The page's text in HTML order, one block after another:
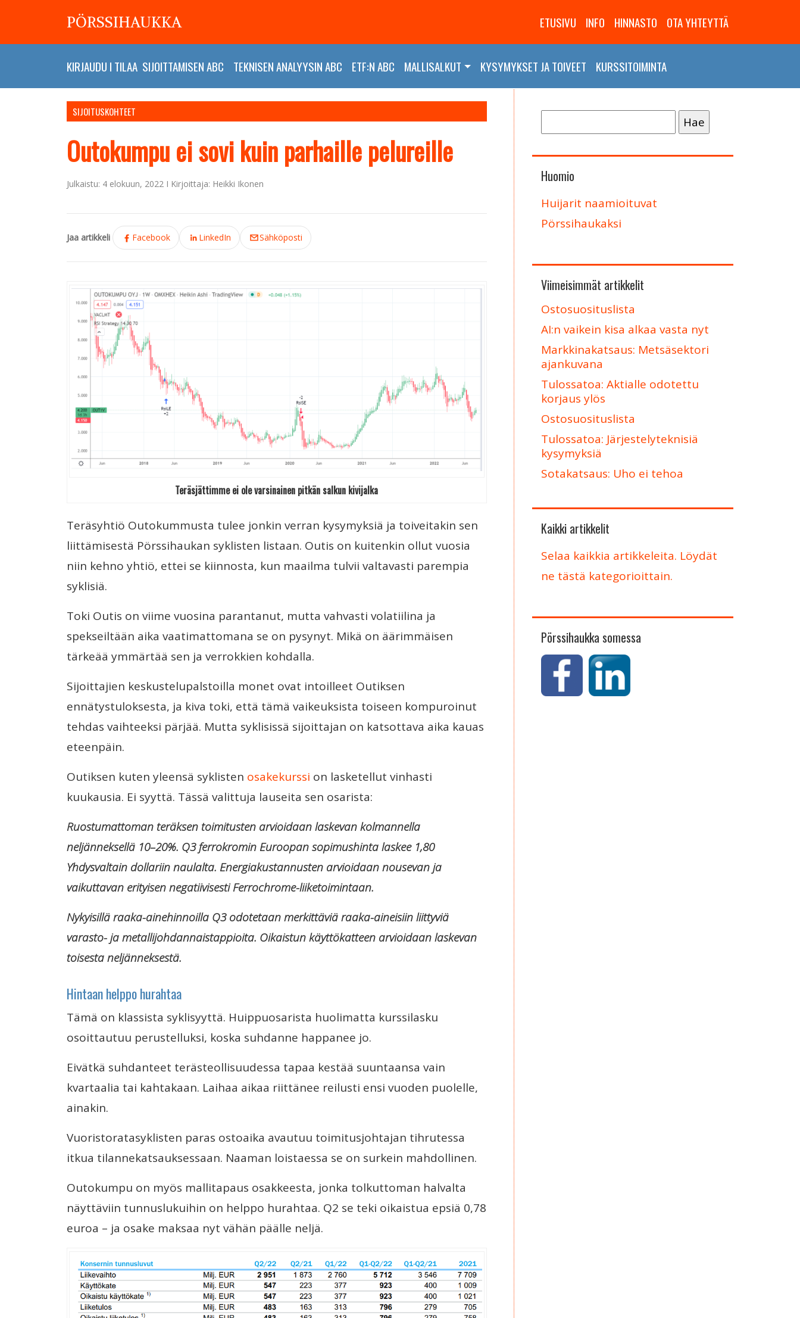
PÖRSSIHAUKKA ETUSIVU INFO HINNASTO OTA YHTEYTTÄ
KIRJAUDU I TILAA SIJOITTAMISEN ABC TEKNISEN ANALYYSIN ABC ETF:N ABC MALLISALKUT KYSYMYKSET JA TOIVEET KURSSITOIMINTA
SIJOITUSKOHTEET
Outokumpu ei sovi kuin parhaille pelureille
Julkaistu: 4 elokuun, 2022 I Kirjoittaja: Heikki Ikonen
Jaa artikkeli Facebook LinkedIn Sähköposti
Teräsjättimme ei ole varsinainen pitkän salkun kivijalka
Teräsyhtiö Outokummusta tulee jonkin verran kysymyksiä ja toiveitakin sen
liittämisestä Pörssihaukan syklisten listaan. Outis on kuitenkin ollut vuosia
niin kehno yhtiö, ettei se kiinnosta, kun maailma tulvii valtavasti parempia
syklisiä.
Toki Outis on viime vuosina parantanut, mutta vahvasti volatiilina ja
spekseiltään aika vaatimattomana se on pysynyt. Mikä on äärimmäisen
tärkeää ymmärtää sen ja verrokkien kohdalla.
Sijoittajien keskustelupalstoilla monet ovat intoilleet Outiksen
ennätystuloksesta, ja kiva toki, että tämä vaikeuksista toiseen kompuroinut
tehdas vaihteeksi pärjää. Mutta syklisissä sijoittajan on katsottava aika kauas
eteenpäin.
Outiksen kuten yleensä syklisten osakekurssi on lasketellut vinhasti
kuukausia. Ei syyttä. Tässä valittuja lauseita sen osarista:
Ruostumattoman teräksen toimitusten arvioidaan laskevan kolmannella
neljänneksellä 10–20%. Q3 ferrokromin Euroopan sopimushinta laskee 1,80
Yhdysvaltain dollariin naulalta. Energiakustannusten arvioidaan nousevan ja
vaikuttavan erityisen negatiivisesti Ferrochrome-liiketoimintaan.
Nykyisillä raaka-ainehinnoilla Q3 odotetaan merkittäviä raaka-aineisiin liittyviä
varasto- ja metallijohdannaistappioita. Oikaistun käyttökatteen arvioidaan laskevan
toisesta neljänneksestä.
Hintaan helppo hurahtaa
Tämä on klassista syklisyyttä. Huippuosarista huolimatta kurssilasku
osoittautuu perustelluksi, koska suhdanne happanee jo.
Eivätkä suhdanteet terästeollisuudessa tapaa kestää suuntaansa vain
kvartaalia tai kahtakaan. Laihaa aikaa riittänee reilusti ensi vuoden puolelle,
ainakin.
Vuoristoratasyklisten paras ostoaika avautuu toimitusjohtajan tihrutessa
itkua tilannekatsauksessaan. Naaman loistaessa se on surkein mahdollinen.
Outokumpu on myös mallitapaus osakkeesta, jonka tolkuttoman halvalta
näyttäviin tunnuslukuihin on helppo hurahtaa. Q2 se teki oikaistua epsiä 0,78
euroa – ja osake maksaa nyt vähän päälle neljä.
Huomio
Huijarit naamioituvat
Pörssihaukaksi
Viimeisimmät artikkelit
Ostosuosituslista
AI:n vaikein kisa alkaa vasta nyt
Markkinakatsaus: Metsäsektori
ajankuvana
Tulossatoa: Aktialle odotettu
korjaus ylös
Ostosuosituslista
Tulossatoa: Järjestelyteknisiä
kysymyksiä
Sotakatsaus: Uho ei tehoa
Kaikki artikkelit
Selaa kaikkia artikkeleita. Löydät
ne tästä kategorioittain.
Pörssihaukka somessa